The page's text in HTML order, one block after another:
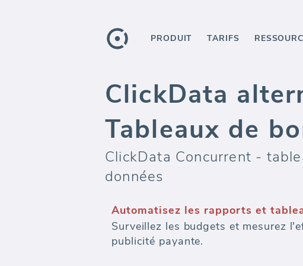
PRODUIT TARIFS
ClickData
Tableaux de
ClickData Concurrent -
données
Automatisez les rapports et
Surveillez les budgets et mesurez
publicité payante.